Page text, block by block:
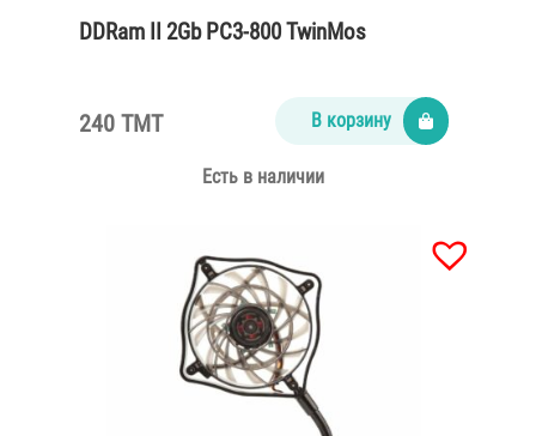
DDRam II 2Gb PC3-800 TwinMos
240 TMT В корзину
Есть в наличии